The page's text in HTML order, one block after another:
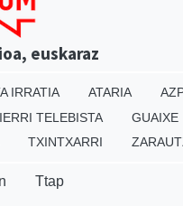
euskaraz
IRRATIA ATARIA
TELEBISTA
GUAIXE
TXINTXARRI
Ttap